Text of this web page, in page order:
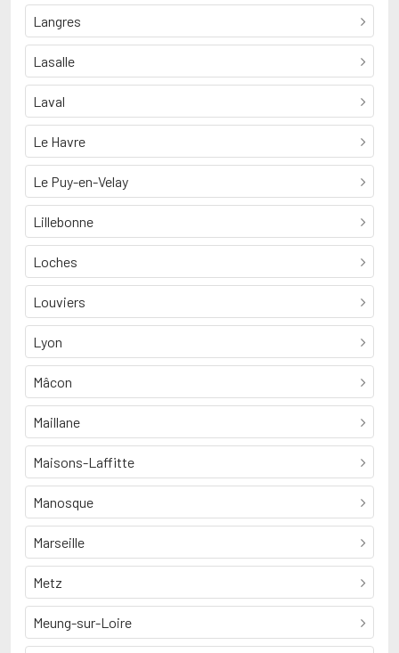
Langres
Lasalle
Laval
Le Havre
Le Puy-en-Velay
Lillebonne
Loches
Louviers
Lyon
Mâcon
Maillane
Maisons-Laffitte
Manosque
Marseille
Metz
Meung-sur-Loire